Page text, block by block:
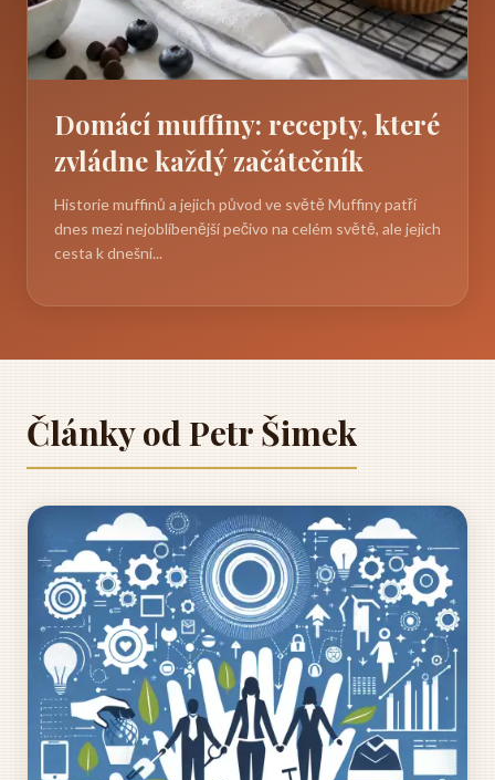
Domácí muffiny: recepty, které
zvládne každý začátečník
Historie muffinů a jejich původ ve světě Muffiny patří
dnes mezi nejoblíbenější pečivo na celém světě, ale jejich
cesta k dnešní...
Články od Petr Šimek